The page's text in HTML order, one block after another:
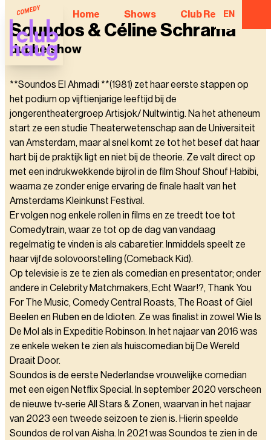
Home Shows Club Regulars
EN
Soundos & Céline Schrama
dubbelshow
**Soundos El Ahmadi **(1981) zet haar eerste stappen op
het podium op vijftienjarige leeftijd bij de
jongerentheatergroep Artisjok/ Nultwintig. Na het atheneum
start ze een studie Theaterwetenschap aan de Universiteit
van Amsterdam, maar al snel komt ze tot het besef dat haar
hart bij de praktijk ligt en niet bij de theorie. Ze valt direct op
met een indrukwekkende bijrol in de film Shouf Shouf Habibi,
waarna ze zonder enige ervaring de finale haalt van het
Amsterdams Kleinkunst Festival.
Er volgen nog enkele rollen in films en ze treedt toe tot
Comedytrain, waar ze tot op de dag van vandaag
regelmatig te vinden is als cabaretier. Inmiddels speelt ze
haar vijfde solovoorstelling (Comeback Kid).
Op televisie is ze te zien als comedian en presentator; onder
andere in Celebrity Matchmakers, Echt Waar!?, Thank You
For The Music, Comedy Central Roasts, The Roast of Giel
Beelen en Ruben en de Idioten. Ze was finalist in zowel Wie Is
De Mol als in Expeditie Robinson. In het najaar van 2016 was
ze enkele weken te zien als huiscomedian bij De Wereld
Draait Door.
Soundos is de eerste Nederlandse vrouwelijke comedian
met een eigen Netflix Special. In september 2020 verscheen
de nieuwe tv-serie All Stars & Zonen, waarvan in het najaar
van 2023 een tweede seizoen te zien is. Hierin speelde
Soundos de rol van Aisha. In 2021 was Soundos te zien in de